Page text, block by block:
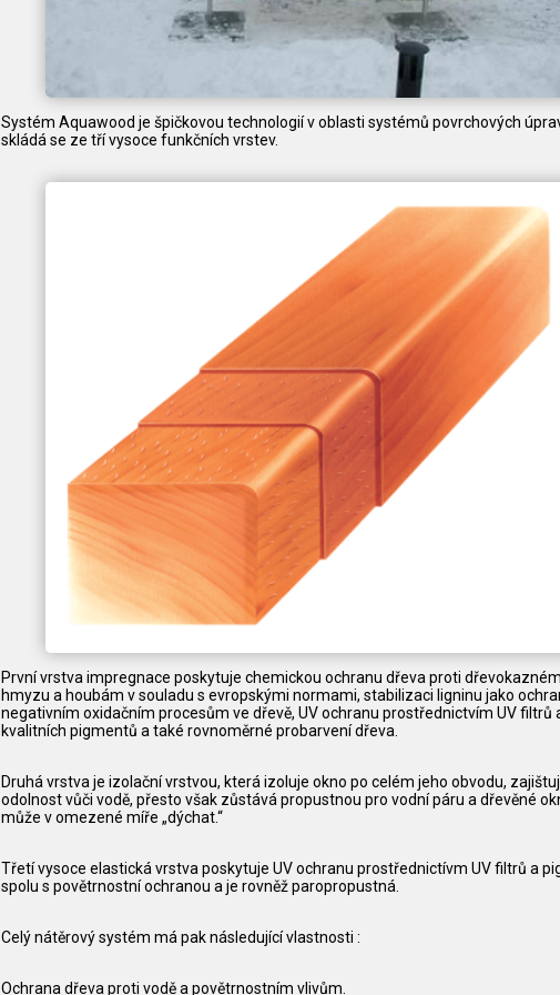
Systém Aquawood je špičkovou technologií v oblasti systémů povrchových
skládá se ze tří vysoce funkčních vrstev.
První vrstva impregnace poskytuje chemickou ochranu dřeva proti
hmyzu a houbám v souladu s evropskými normami, stabilizaci ligninu jako
negativním oxidačním procesům ve dřevě, UV ochranu prostřednictvím UV filtrů
kvalitních pigmentů a také rovnoměrné probarvení dřeva.
Druhá vrstva je izolační vrstvou, která izoluje okno po celém jeho obvodu,
odolnost vůči vodě, přesto však zůstává propustnou pro vodní páru a dřevěné
může v omezené míře „dýchat.“
Třetí vysoce elastická vrstva poskytuje UV ochranu prostřednictívm UV filtrů a
spolu s povětrnostní ochranou a je rovněž paropropustná.
Celý nátěrový systém má pak následující vlastnosti :
Ochrana dřeva proti vodě a povětrnostním vlivům.